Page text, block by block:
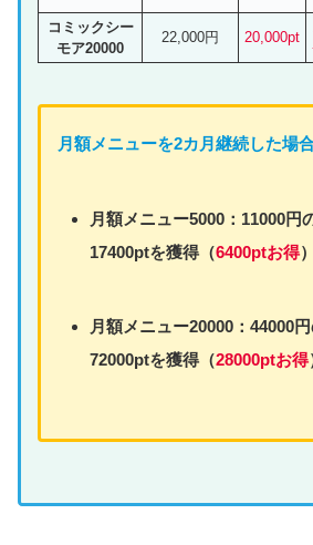
コミックシー
モア20000
22,000円 20,000pt
月額メニューを2カ月継続した場
月額メニュー5000：11000円
17400ptを獲得（6400ptお得）
月額メニュー20000：44000
72000ptを獲得（28000ptお得